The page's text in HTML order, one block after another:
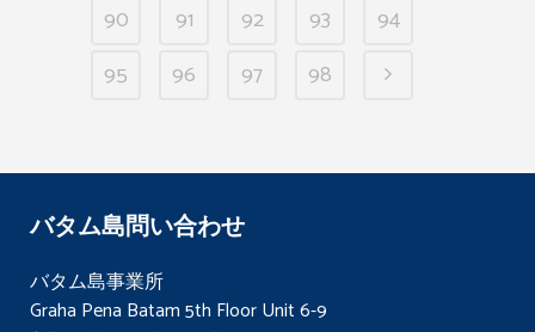
90
91 92 93
94
95
96 97 98
バタム島問い合わせ
バタム島事業所
Graha Pena Batam 5th Floor Unit 6-9